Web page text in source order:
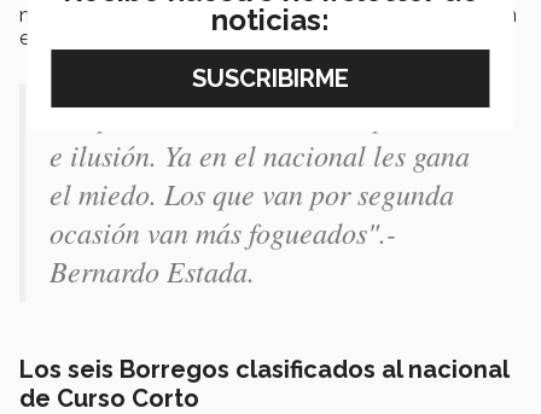
nacional y
ganar experienciaes lo más importante en
este momento.
“El primero es de mucha expectativa
e ilusión. Ya en el nacional les gana
el miedo. Los que van por segunda
ocasión van más fogueados".-
Bernardo Estada.
Los seis Borregos clasificados al nacional
de Curso Corto
noticias: